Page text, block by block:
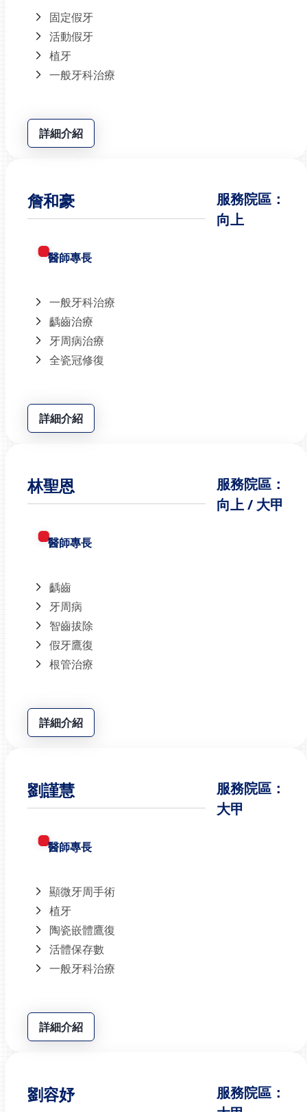
固定假牙
活動假牙
植牙
一般牙科治療
詳細介紹
詹和豪
服務院區：
向上
醫師專長
一般牙科治療
齲齒治療
牙周病治療
全瓷冠修復
詳細介紹
林聖恩
服務院區：
向上 / 大甲
醫師專長
齲齒
牙周病
智齒拔除
假牙鷹復
根管治療
詳細介紹
劉謹慧
服務院區：
大甲
醫師專長
顯微牙周手術
植牙
陶瓷嵌體鷹復
活體保存數
一般牙科治療
詳細介紹
劉容妤
服務院區：